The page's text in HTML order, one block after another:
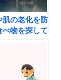
肌の老化を防
べ物を探して